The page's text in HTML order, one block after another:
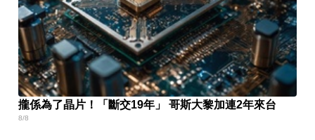
攏係為了晶片！「斷交19年」 哥斯大黎加連2年來台
8/8